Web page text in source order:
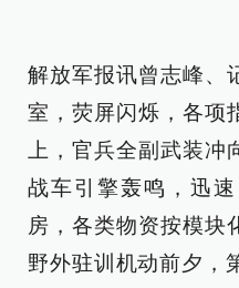
解放军报讯曾志峰、
室，荧屏闪烁，各项
上，官兵全副武装
战车引擎轰鸣，迅
房，各类物资按模
野外驻训机动前夕，